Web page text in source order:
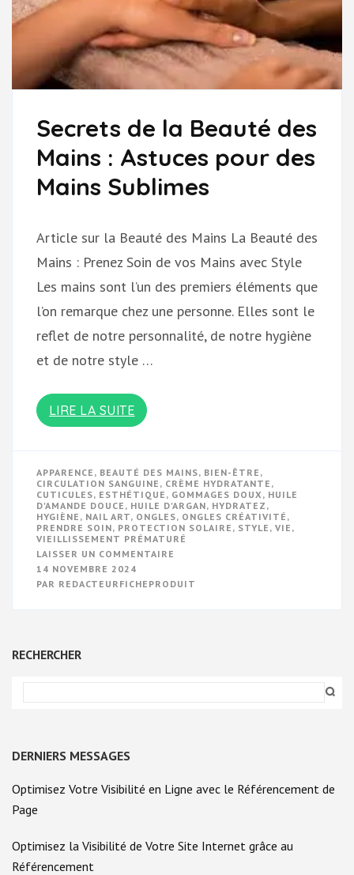
Secrets de la Beauté des
Mains : Astuces pour des
Mains Sublimes
Article sur la Beauté des Mains La Beauté des
Mains : Prenez Soin de vos Mains avec Style
Les mains sont l’un des premiers éléments que
l’on remarque chez une personne. Elles sont le
reflet de notre personnalité, de notre hygiène
et de notre style …
LIRE LA SUITE
APPARENCE , BEAUTÉ DES MAINS, BIEN-ÊTRE ,
CIRCULATION SANGUINE , CRÈME HYDRATANTE ,
CUTICULES, ESTHÉTIQUE , GOMMAGES DOUX , HUILE
D'AMANDE DOUCE , HUILE D'ARGAN, HYDRATEZ ,
HYGIÈNE , NAIL ART, ONGLES, ONGLES CRÉATIVITÉ ,
PRENDRE SOIN, PROTECTION SOLAIRE , STYLE , VIE ,
VIEILLISSEMENT PRÉMATURÉ
LAISSER UN COMMENTAIRE
LA
14 NOVEMBRE 2024
PAR REDACTEURFICHEPRODUIT
RECHERCHER
DERNIERS MESSAGES
Optimisez Votre Visibilité en Ligne avec le Référencement de
Page
Optimisez la Visibilité de Votre Site Internet grâce au
Référencement